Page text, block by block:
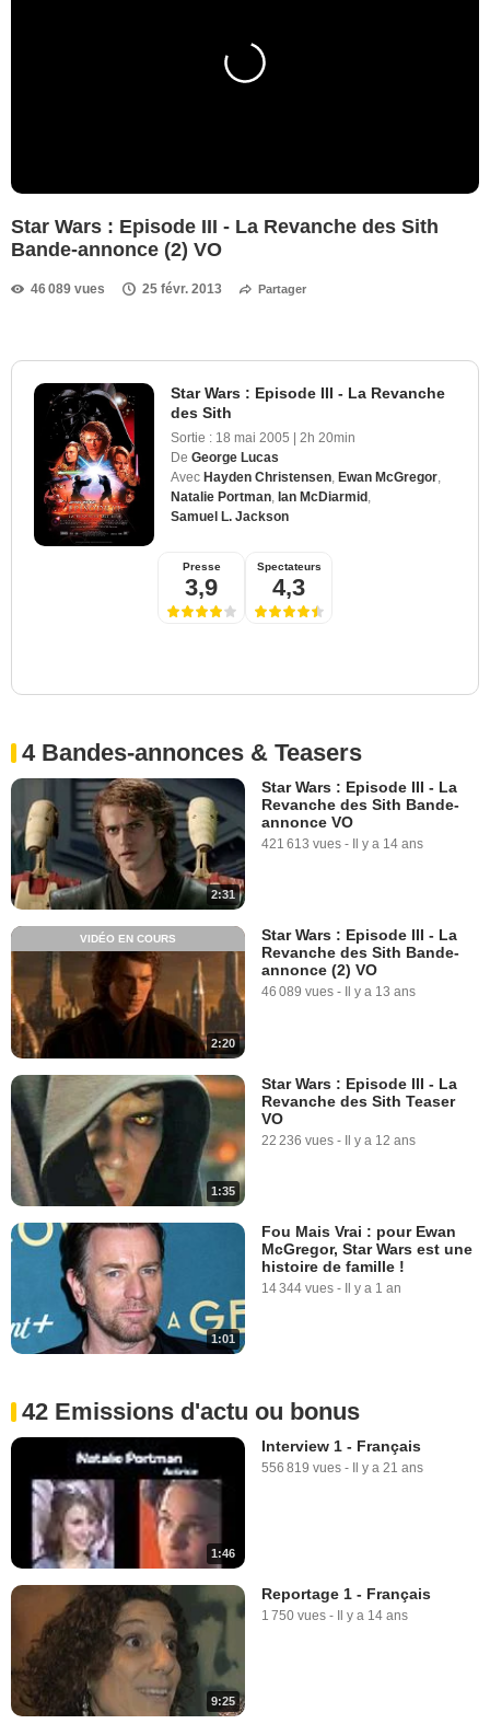
Star Wars : Episode III - La Revanche des Sith
Bande-annonce (2) VO
46 089 vues 25 févr. 2013 Partager
Star Wars : Episode III - La Revanche
des Sith
Sortie : 18 mai 2005 | 2h 20min
De George Lucas
Avec Hayden Christensen Ewan McGregor
Natalie Portman Ian McDiarmid
Samuel L. Jackson
Presse
3,9
Spectateurs
4,3
4 Bandes-annonces & Teasers
2:31
Star Wars : Episode III - La
Revanche des Sith Bande-
annonce VO
421 613 vues - Il y a 14 ans
2:20
VIDÉO EN COURS
Star Wars : Episode III - La
Revanche des Sith Bande-
annonce (2) VO
46 089 vues - Il y a 13 ans
1:35
Star Wars : Episode III - La
Revanche des Sith Teaser
VO
22 236 vues - Il y a 12 ans
1:01
Fou Mais Vrai : pour Ewan
McGregor, Star Wars est une
histoire de famille !
14 344 vues - Il y a 1 an
42 Emissions d'actu ou bonus
1:46
Interview 1 - Français
556 819 vues - Il y a 21 ans
9:25
Reportage 1 - Français
1 750 vues - Il y a 14 ans